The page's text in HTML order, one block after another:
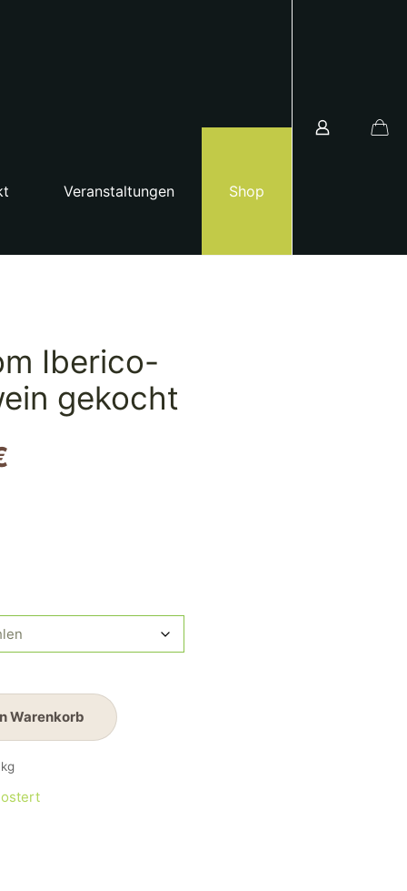
Veranstaltungen Shop
Iberico-
gekocht
Warenkorb
kg